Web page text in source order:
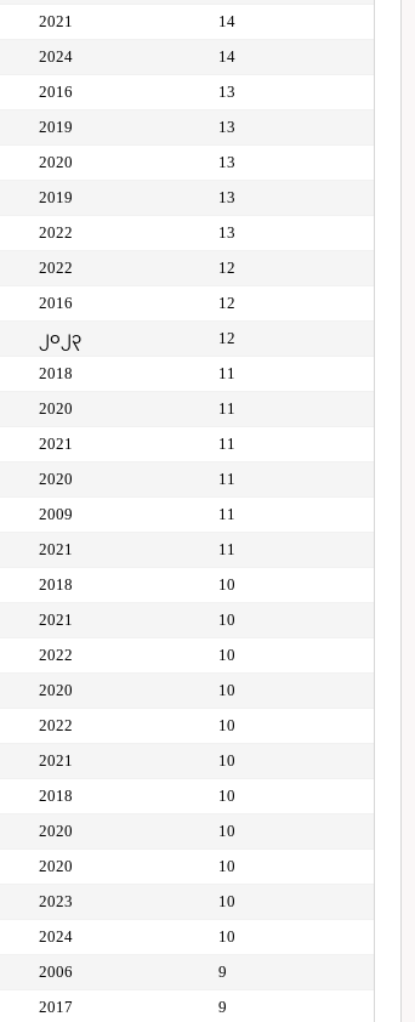
2021
14
2024
14
2016
13
2019
13
2020
13
2019
13
2022
13
2022
12
2016
12
၂၀၂၃
12
2018
11
2020
11
2021
11
2020
11
2009
11
2021
11
2018
10
2021
10
2022
10
2020
10
2022
10
2021
10
2018
10
2020
10
2020
10
2023
10
2024
10
2006
9
2017 9